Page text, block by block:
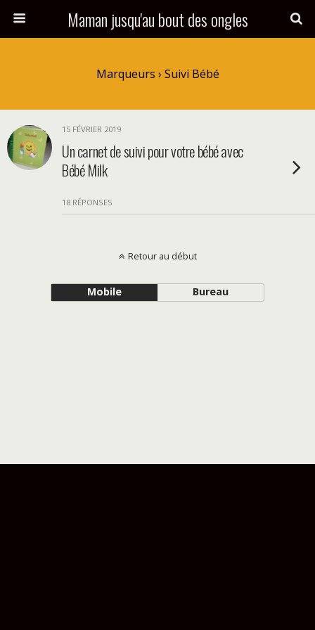
Maman jusqu'au bout des ongles
Marqueurs › Suivi Bébé
15 FÉVRIER 2019
Un carnet de suivi pour votre bébé avec
Bébé Milk
18 RÉPONSES
Retour au début
Mobile Bureau